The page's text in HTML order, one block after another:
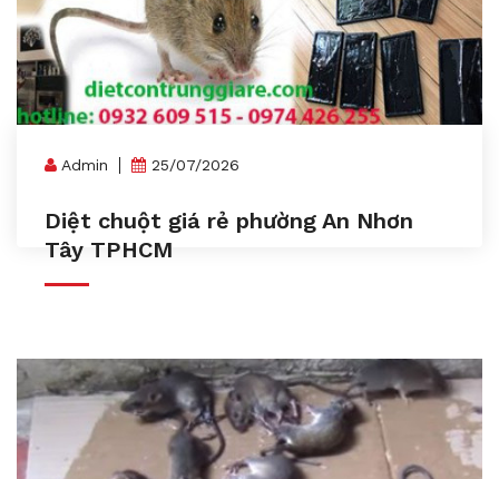
Admin 25/07/2026
Diệt chuột giá rẻ phường An Nhơn
Tây TPHCM